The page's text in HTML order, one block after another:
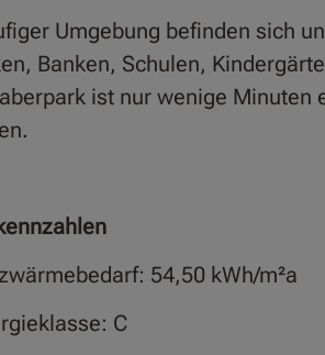
Umgebung befinden sich
Banken, Schulen,
ist nur wenige
54,50 kWh/m²a
C